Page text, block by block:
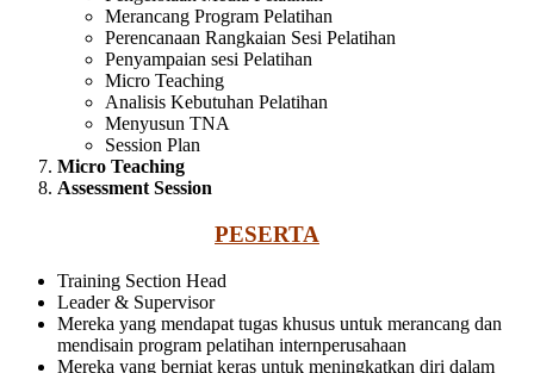
Merancang Program Pelatihan
Perencanaan Rangkaian Sesi Pelatihan
Penyampaian sesi Pelatihan
Micro Teaching
Analisis Kebutuhan Pelatihan
Menyusun TNA
Session Plan
Micro Teaching
Assessment Session
PESERTA
Training Section Head
Leader & Supervisor
Mereka yang mendapat tugas khusus untuk merancang dan
mendisain program pelatihan internperusahaan
Mereka yang berniat keras untuk meningkatkan diri dalam